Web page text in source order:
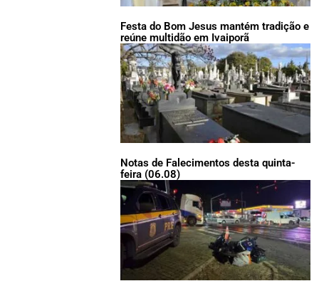
Festa do Bom Jesus mantém tradição e
reúne multidão em Ivaiporã
Notas de Falecimentos desta quinta-
feira (06.08)